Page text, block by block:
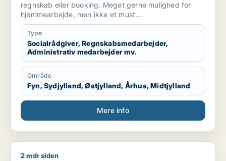
regnskab eller booking. Meget gerne mulighed for
hjemmearbejde, men ikke et must.
Sekretær for studerende
Type
Socialrådgiver, Regnskabsmedarbejder,
Administrativ medarbejder mv.
Område
Fyn, Sydjylland, Østjylland, Århus, Midtjylland
Mere info
Jeg søger job som jurist / regnskabsmedarbejder / revisor
2 mdr siden